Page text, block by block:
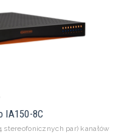
IA150-8C
stereofonicznych par) kanałów